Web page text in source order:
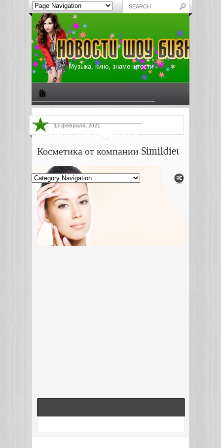
Музыка, кино, знаменитости
Жизнь звезд Музыкальные новости
Новости киноиндустрии
13 февраля, 2021
Косметика от компании Simildiet